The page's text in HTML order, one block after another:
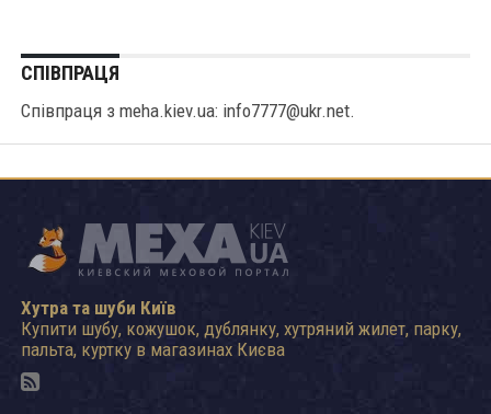
СПІВПРАЦЯ
Співпраця з meha.kiev.ua: info7777@ukr.net.
Хутра та шуби Київ
Купити шубу, кожушок, дублянку, хутряний жилет, парку,
пальта, куртку в магазинах Києва